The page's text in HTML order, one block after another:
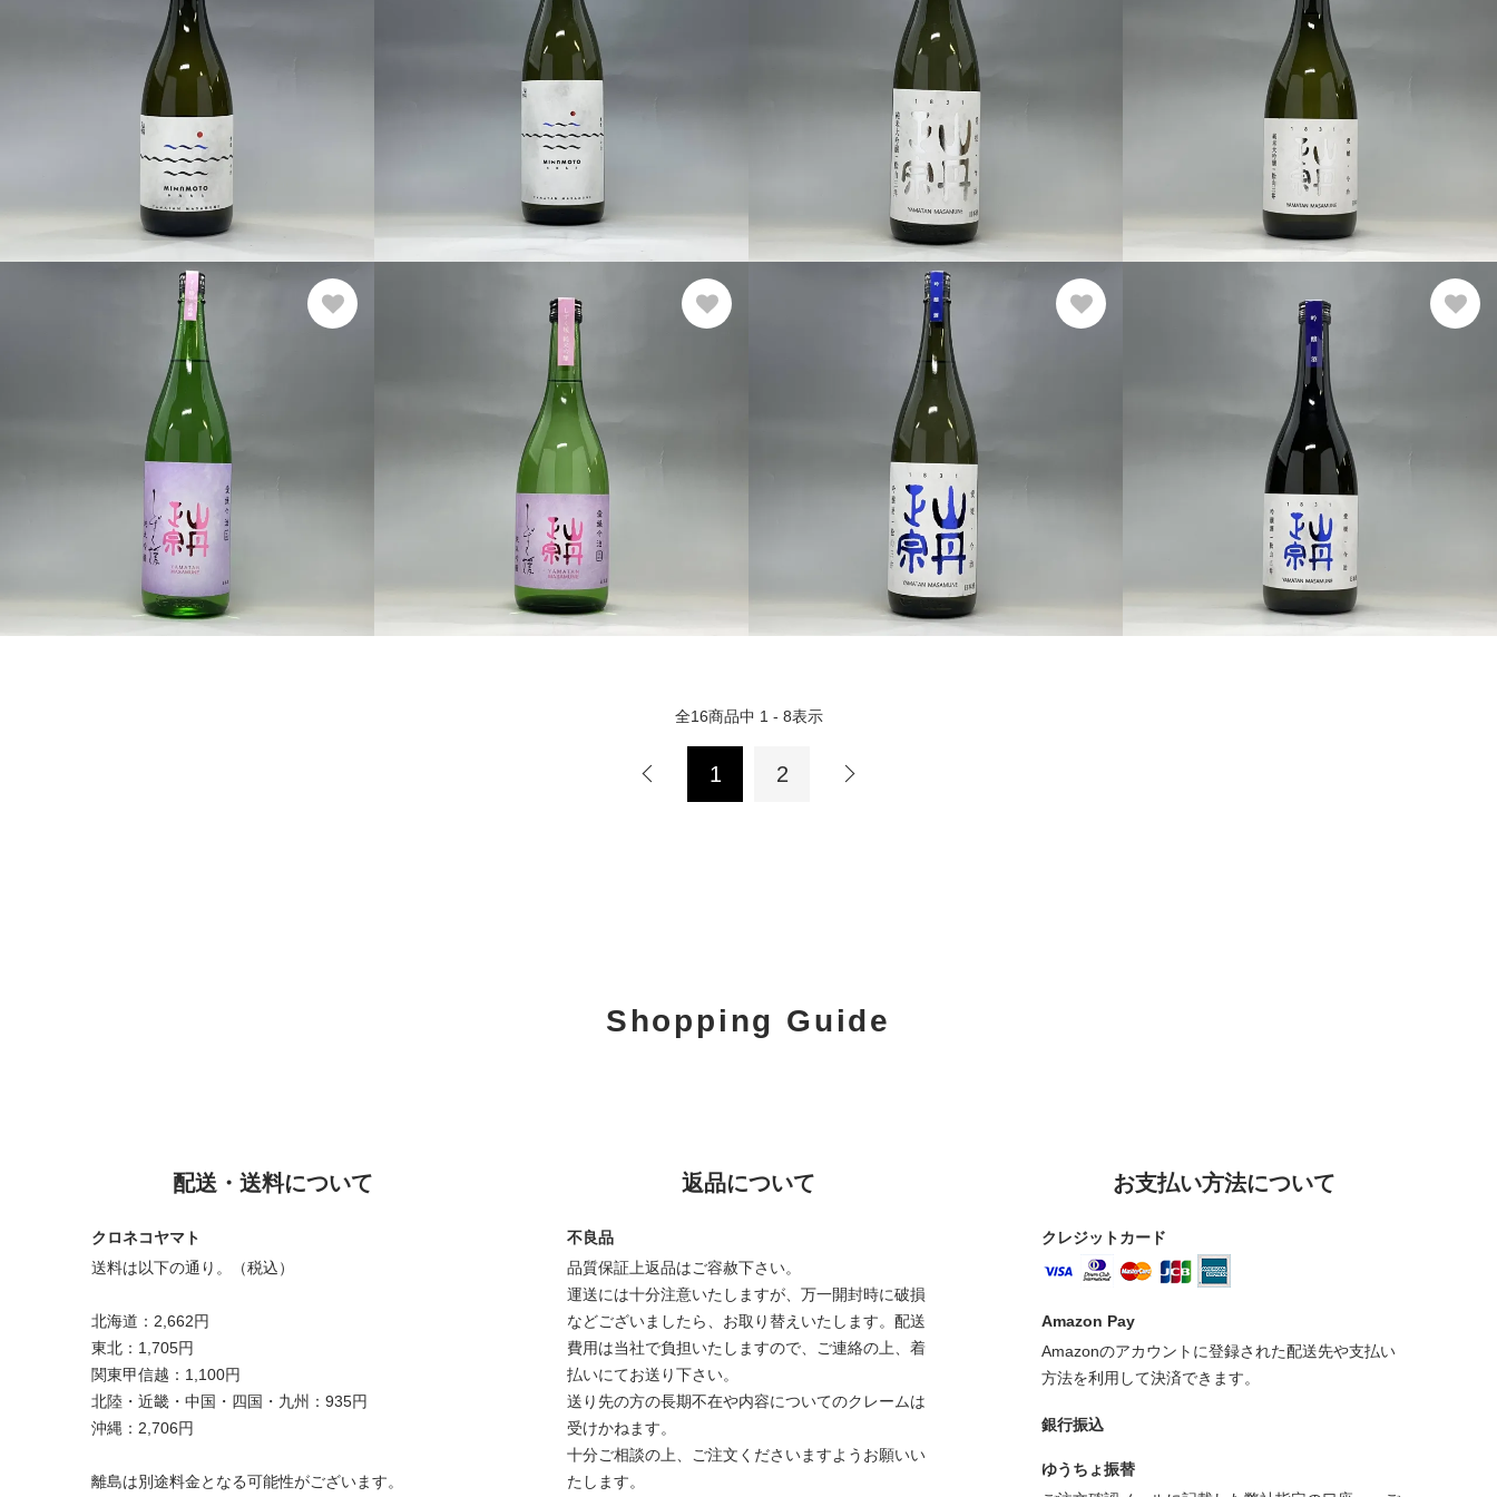
全16商品中 1 - 8表示
1 2
Shopping Guide
配送・送料について
クロネコヤマト
送料は以下の通り。（税込）
北海道：2,662円
東北：1,705円
関東甲信越：1,100円
北陸・近畿・中国・四国・九州：935円
沖縄：2,706円
離島は別途料金となる可能性がございます。
返品について
不良品
品質保証上返品はご容赦下さい。
運送には十分注意いたしますが、万一開封時に破損
などございましたら、お取り替えいたします。配送
費用は当社で負担いたしますので、ご連絡の上、着
払いにてお送り下さい。
送り先の方の長期不在や内容についてのクレームは
受けかねます。
十分ご相談の上、ご注文くださいますようお願いい
たします。
お支払い方法について
クレジットカード
Amazon Pay
Amazonのアカウントに登録された配送先や支払い
方法を利用して決済できます。
銀行振込
ゆうちょ振替